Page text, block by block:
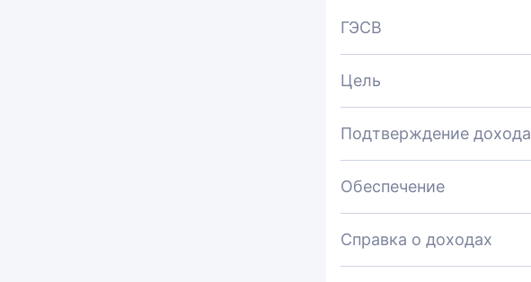
ГЭСВ
Цель
Подтверждение дохода
Обеспечение
Справка о доходах